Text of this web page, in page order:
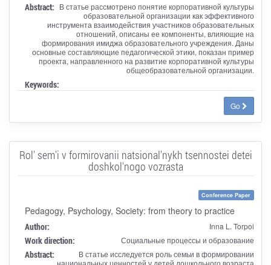
Abstract: В статье рассмотрено понятие корпоративной культуры
образовательной организации как эффективного
инструмента взаимодействия участников образовательных
отношений, описаны ее компоненты, влияющие на
формирования имиджа образовательного учреждения. Даны
основные составляющие педагогической этики, показан пример
проекта, направленного на развитие корпоративной культуры
общеобразовательной организации.
Keywords:
Go
Rol' sem'i v formirovanii natsional'nykh tsennostei detei
doshkol'nogo vozrasta
Conference Paper
Pedagogy, Psychology, Society: from theory to practice
Author: Inna L. Torpoi
Work direction: Социальные процессы и образование
Abstract:
В статье исследуется роль семьи в формировании
национальных ценностей у детей дошкольного возраста